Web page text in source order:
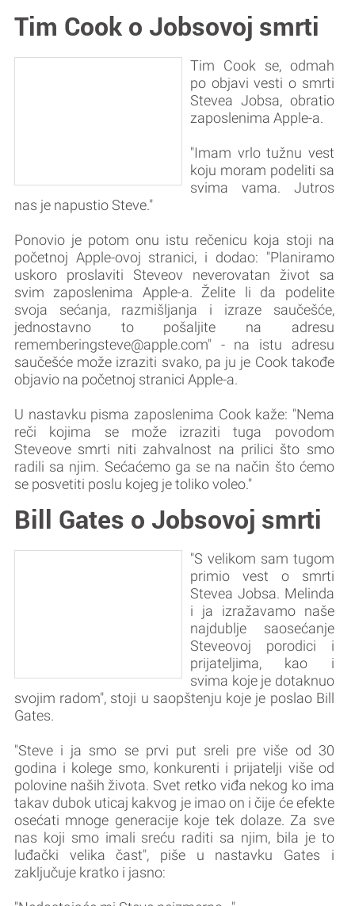
Tim Cook o Jobsovoj smrti
Tim Cook se, odmah
po objavi vesti o smrti
Stevea Jobsa, obratio
zaposlenima Apple-a.
"Imam vrlo tužnu vest
koju moram podeliti sa
svima vama. Jutros
nas je napustio Steve."
Ponovio je potom onu istu rečenicu koja stoji na
početnoj Apple-ovoj stranici, i dodao: "Planiramo
uskoro proslaviti Steveov neverovatan život sa
svim zaposlenima Apple-a. Želite li da podelite
svoja sećanja, razmišljanja i izraze saučešće,
jednostavno to pošaljite na adresu
rememberingsteve@apple.com" - na istu adresu
saučešće može izraziti svako, pa ju je Cook takođe
objavio na početnoj stranici Apple-a.
U nastavku pisma zaposlenima Cook kaže: "Nema
reči kojima se može izraziti tuga povodom
Steveove smrti niti zahvalnost na prilici što smo
radili sa njim. Sećaćemo ga se na način što ćemo
se posvetiti poslu kojeg je toliko voleo."
Bill Gates o Jobsovoj smrti
"S velikom sam tugom
primio vest o smrti
Stevea Jobsa. Melinda
i ja izražavamo naše
najdublje saosećanje
Steveovoj porodici i
prijateljima, kao i
svima koje je dotaknuo
svojim radom", stoji u saopštenju koje je poslao Bill
Gates.
"Steve i ja smo se prvi put sreli pre više od 30
godina i kolege smo, konkurenti i prijatelji više od
polovine naših života. Svet retko viđa nekog ko ima
takav dubok uticaj kakvog je imao on i čije će efekte
osećati mnoge generacije koje tek dolaze. Za sve
nas koji smo imali sreću raditi sa njim, bila je to
luđački velika čast", piše u nastavku Gates i
zaključuje kratko i jasno: